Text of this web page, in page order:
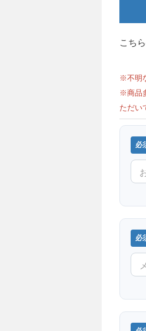
こち
※不明
※商品
ただい